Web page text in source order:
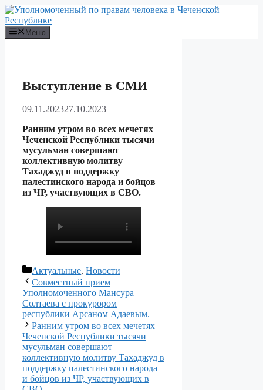
Перейти
к
содержимому
Меню
Выступление в СМИ
09.11.202327.10.2023
Ранним утром во всех мечетях
Чеченской Республики тысячи
мусульман совершают
коллективную молитву
Тахаджуд в поддержку
палестинского народа и бойцов
из ЧР, участвующих в СВО.
Рубрики
Актуальные, Новости
Совместный прием
Уполномоченного Мансура
Солтаева с прокурором
республики Арсаном Адаевым.
Ранним утром во всех мечетях
Чеченской Республики тысячи
мусульман совершают
коллективную молитву Тахаджуд в
поддержку палестинского народа
и бойцов из ЧР, участвующих в